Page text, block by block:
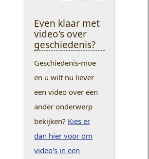
Even klaar met
video's over
geschiedenis?
Geschiedenis-moe
en u wilt nu liever
een video over een
ander onderwerp
bekijken? Kies er
dan hier voor om
video's in een